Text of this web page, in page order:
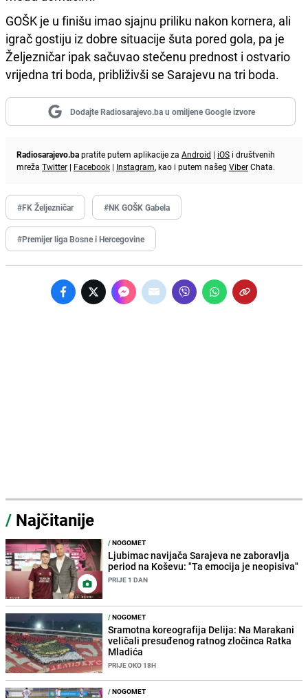
GOŠK je u finišu imao sjajnu priliku nakon kornera, ali
igrač gostiju iz dobre situacije šuta pored gola, pa je
Željezničar ipak sačuvao stečenu prednost i ostvario
vrijedna tri boda, približivši se Sarajevu na tri boda.
Dodajte Radiosarajevo.ba u omiljene Google izvore
Radiosarajevo.bapratite putem aplikacije za Android | iOS i društvenih
mreža Twitter | Facebook | Instagram, kao i putem našeg ViberChata.
#FK Željezničar #NK GOŠK Gabela
#Premijer liga Bosne i Hercegovine
/ Najčitanije
/NOGOMET
Ljubimac navijača Sarajeva ne zaboravlja
period na Koševu: "Ta emocija je neopisiva"
PRIJE 1 DAN
/NOGOMET
Sramotna koreografija Delija: Na Marakani
veličali presuđenog ratnog zločinca Ratka
Mladića
PRIJE OKO 18H
/NOGOMET